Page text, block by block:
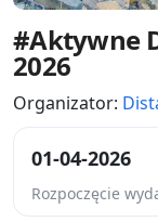
#Aktywne
2026
Organizator:
01-04-2026
Rozpoczęcie